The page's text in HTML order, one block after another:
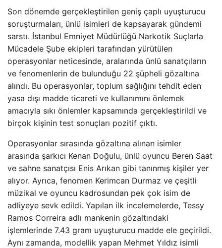
Son dönemde gerçekleştirilen geniş çaplı uyuşturucu
soruşturmaları, ünlü isimleri de kapsayarak gündemi
sarstı. İstanbul Emniyet Müdürlüğü Narkotik Suçlarla
Mücadele Şube ekipleri tarafından yürütülen
operasyonlar neticesinde, aralarında ünlü sanatçıların
ve fenomenlerin de bulunduğu 22 şüpheli gözaltına
alındı. Bu operasyonlar, toplum sağlığını tehdit eden
yasa dışı madde ticareti ve kullanımını önlemek
amacıyla sıkı önlemler kapsamında gerçekleştirildi ve
birçok kişinin test sonuçları pozitif çıktı.
Operasyonlar sırasında gözaltına alınan isimler
arasında şarkıcı Kenan Doğulu, ünlü oyuncu Beren Saat
ve sahne sanatçısı Enis Arıkan gibi tanınmış kişiler yer
alıyor. Ayrıca, fenomen Kerimcan Durmaz ve çeşitli
müzikal ve oyuncu kadrosundan pek çok isim de
adliyeye sevk edildi. Yapılan ilk incelemelerde, Tessy
Ramos Correira adlı mankenin gözaltındaki
işlemlerinde 7.43 gram uyuşturucu madde ele geçirildi.
Aynı zamanda, modellik yapan Mehmet Yıldız isimli